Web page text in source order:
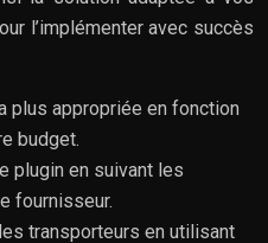
l’implémenter avec succès
plus appropriée en fonction
budget.
plugin en suivant les
fournisseur.
transporteurs en utilisant